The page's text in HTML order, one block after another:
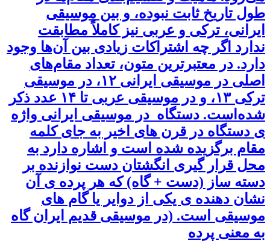
طول تاریخ ثابت نبوده، و بین موسیقی
ایرانی، ترکی و عربی نیز کاملاً مطابقت
ندارد اگر چه اشتراکات زیادی بین آن‌ها وجود
دارد. در معتبرترین متون، تعداد مقام‌های
اصلی در موسیقی ایرانی ۱۲، در موسیقی
ترکی ۱۳، و در موسیقی عربی تا ۱۴ عدد ذکر
شده‌است. دستگاه در موسیقی ایرانی واژه
ی دستگاه در قرن های اخیر به جای کلمه
مقام برگزیده شده است و اشاره دارد به
محل قرار گیری انگشتان دست نوازنده بر
دسته ساز (دست + گاه) که هر پرده ی آن
نشان دهنده ی یکی از دوایر یا گام های
موسیقی است. (در موسیقی قدیم ایران گاه
به معنی پرده